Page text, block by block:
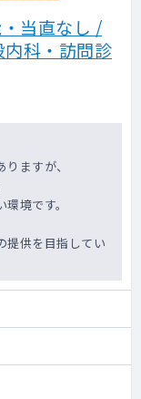
－500
Triton PLUS
：IOLマスター700
・当直なし /
科・訪問診
ますが、
境です。
提供を目指してい